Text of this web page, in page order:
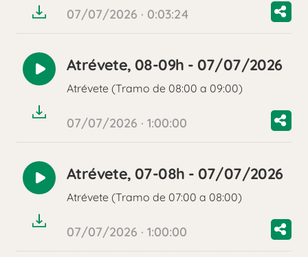
07/07/2026 · 0:03:24
Reproducir
audio
Atrévete, 08-09h - 07/07/2026
Atrévete (Tramo de 08:00 a 09:00)
07/07/2026 · 1:00:00
Reproducir
audio
Atrévete, 07-08h - 07/07/2026
Atrévete (Tramo de 07:00 a 08:00)
07/07/2026 · 1:00:00